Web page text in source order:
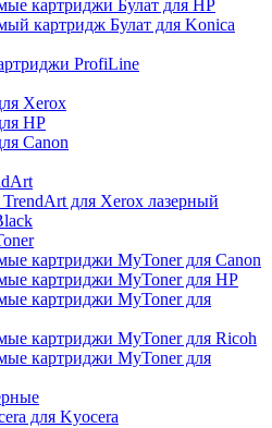
картриджи Булат для HP
картридж Булат для Konica
ProfiLine
Xerox
HP
Canon
для Xerox лазерный
картриджи MyToner для Canon
картриджи MyToner для HP
картриджи MyToner для
картриджи MyToner для Ricoh
картриджи MyToner для
для Kyocera